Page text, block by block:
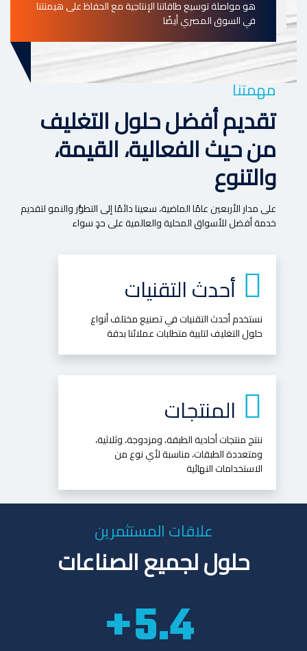
هو مواصلة توسيع طاقاتنا الإنتاجية مع الحفاظ على هيمنتنا
في السوق المصري أيضًا
مهمتنا
تقديم أفضل حلول التغليف
من حيث الفعالية، القيمة،
والتنوع
على مدار الأربعين عامًا الماضية، سعينا دائمًا إلى التطوُّر والنمو لتقديم
خدمة أفضل للأسواق المحلية والعالمية على حدٍ سواء
أحدث التقنيات
نستخدم أحدث التقنيات في تصنيع مختلف أنواع
حلول التغليف لتلبية متطلبات عملائنا بدقة
المنتجات
ننتج منتجات أحادية الطبقة، ومزدوجة، وثلاثية،
ومتعددة الطبقات، مناسبة لأي نوع من
الاستخدامات النهائية
علاقات المستثمرين
حلول لجميع الصناعات
5.6